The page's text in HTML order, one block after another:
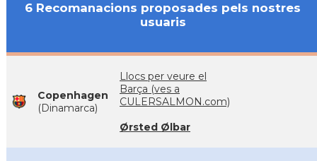
6 Recomanacions proposades pels nostres
usuaris
Copenhagen
(Dinamarca)
Llocs per veure el
Barça (ves a
CULERSALMON.com)
Ørsted Ølbar